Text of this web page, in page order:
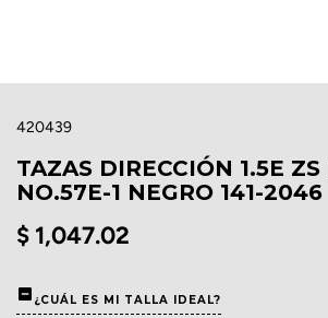
420439
TAZAS DIRECCIÓN 1.5E
NO.57E-1 NEGRO 141-2046
$ 1,047.02
¿CUÁL ES MI TALLA IDEAL?